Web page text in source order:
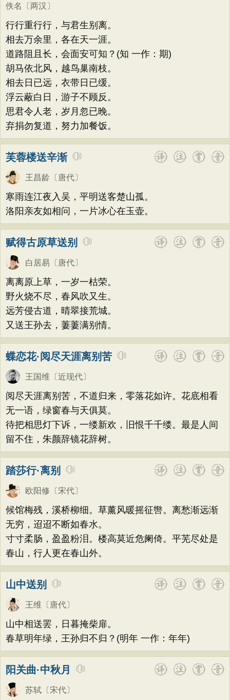
佚名 〔两汉〕
行行重行行，与君生别离。
相去万余里，各在天一涯。
道路阻且长，会面安可知？(知 一作：期)
胡马依北风，越鸟巢南枝。
相去日已远，衣带日已缓。
浮云蔽白日，游子不顾反。
思君令人老，岁月忽已晚。
弃捐勿复道，努力加餐饭。
芙蓉楼送辛渐
王昌龄 〔唐代〕
寒雨连江夜入吴，平明送客楚山孤。
洛阳亲友如相问，一片冰心在玉壶。
赋得古原草送别
白居易 〔唐代〕
离离原上草，一岁一枯荣。
野火烧不尽，春风吹又生。
远芳侵古道，晴翠接荒城。
又送王孙去，萋萋满别情。
蝶恋花·阅尽天涯离别苦
王国维 〔近现代〕
阅尽天涯离别苦，不道归来，零落花如许。花底相看
无一语，绿窗春与天俱莫。
待把相思灯下诉，一缕新欢，旧恨千千缕。最是人间
留不住，朱颜辞镜花辞树。
踏莎行·离别
欧阳修 〔宋代〕
候馆梅残，溪桥柳细。草薰风暖摇征辔。离愁渐远渐
无穷，迢迢不断如春水。
寸寸柔肠，盈盈粉泪。楼高莫近危阑倚。平芜尽处是
春山，行人更在春山外。
山中送别
王维 〔唐代〕
山中相送罢，日暮掩柴扉。
春草明年绿，王孙归不归？(明年 一作：年年)
阳关曲·中秋月
苏轼 〔宋代〕